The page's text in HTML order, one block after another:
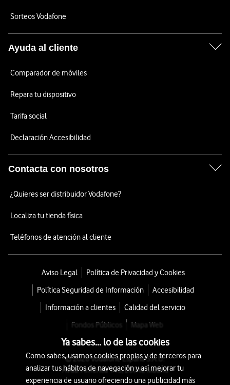
Sorteos Vodafone
Ayuda al cliente
Comparador de móviles
Repara tu dispositivo
Tarifa social
Declaración Accesibilidad
Contacta con nosotros
¿Quieres ser distribuidor Vodafone?
Localiza tu tienda física
Teléfonos de atención al cliente
Aviso Legal
Política de Privacidad y Cookies
Política Seguridad de Información
Accesibilidad
Información a clientes
Calidad del servicio
Fondos Públicos
Mapa Web
© 2026 Vodafone España S.A.U.
Avda. América 115, 28042 Madrid
Ya sabes... lo de las cookies
Como sabes, usamos cookies propias y de terceros para
analizar tus hábitos de navegación y así mejorar tu
experiencia de usuario ofreciendo una publicidad más